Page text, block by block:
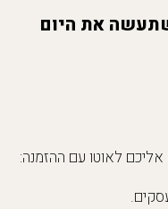
את היום
אליכם לאוטו עם ההזמנה: